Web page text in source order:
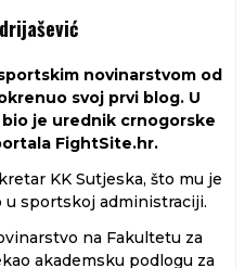
novinarstvom od
svoj prvi blog. U
bio je urednik crnogorske
FightSite.hr.
KK Sutjeska, što mu je
sportskoj administraciji.
na Fakultetu za
akademsku podlogu za